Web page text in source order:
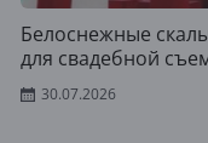
Белоснежные
для свадебной
30.07.2026